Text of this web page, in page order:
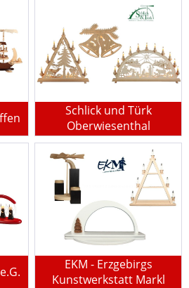
Schlick und Türk
Oberwiesenthal
EKM - Erzgebirgs
Kunstwerkstatt Markl